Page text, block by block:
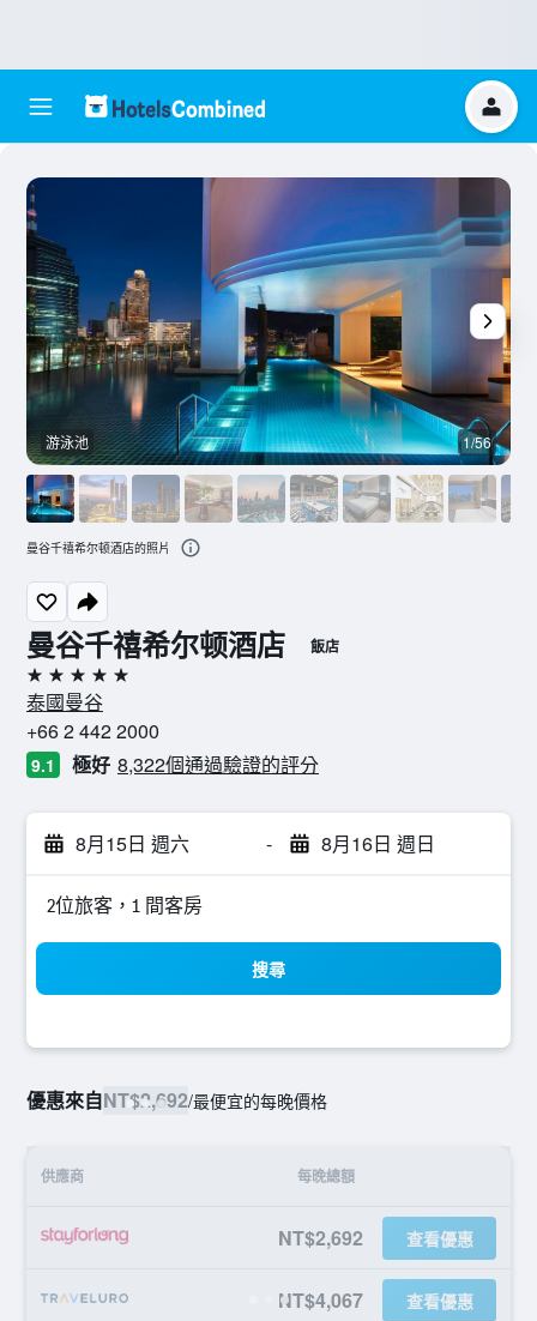
曼谷千禧希尔顿酒店 飯店
5星級
泰國曼谷
+66 2 442 2000
9.1 極好 8,322個通過驗證的評分
8月15日 週六 - 8月16日 週日
2位旅客，1 間客房
搜尋
優惠來自NT$2,692/最便宜的每晚價格
供應商 每晚總額
NT$2,692 查看優惠
NT$4,067 查看優惠
游泳池 1/56
曼谷千禧希尔顿酒店的照片